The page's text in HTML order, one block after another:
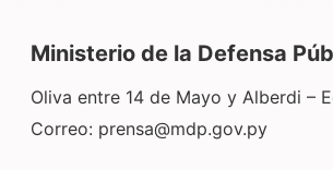
Ministerio de la Defensa
Oliva entre 14 de Mayo y Alberdi –
Correo: prensa@mdp.gov.py